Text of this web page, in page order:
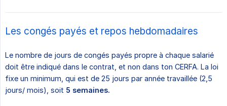
Les congés payés et repos hebdomadaires
Le nombre de jours de congés payés propre à chaque salarié
doit être indiqué dans le contrat, et non dans ton CERFA. La loi
fixe un minimum, qui est de 25 jours par année travaillée (2,5
jours/ mois), soit 5 semaines.